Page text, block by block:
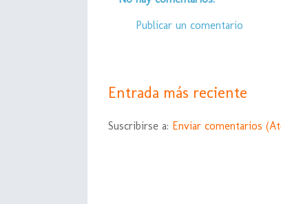
Publicar un comentario
Entrada más reciente
Suscribirse a: Enviar comentarios